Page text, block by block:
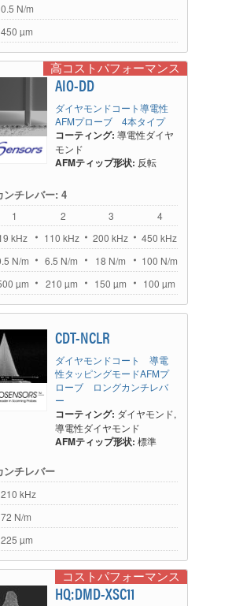
0.5 N/m
450 µm
高コストパフォーマンス
AIO-DD
ダイヤモンドコート導電性
AFMプローブ 4本タイプ
コーティング: 導電性ダイヤ
モンド
AFMティップ形状: 反転
ンチレバー: 4
1 2 3
4
kHz 110 kHz 200 kHz
450 kHz
N/m 6.5 N/m 18 N/m
100 N/m
µm 210 µm 150 µm 100 µm
CDT-NCLR
ダイヤモンドコート 導電
性タッピングモードAFMプ
ローブ ロングカンチレバ
ー
コーティング: ダイヤモンド,
導電性ダイヤモンド
AFMティップ形状: 標準
ンチレバー
210 kHz
72 N/m
225 µm
コストパフォーマンス
HQ:DMD-XSC11